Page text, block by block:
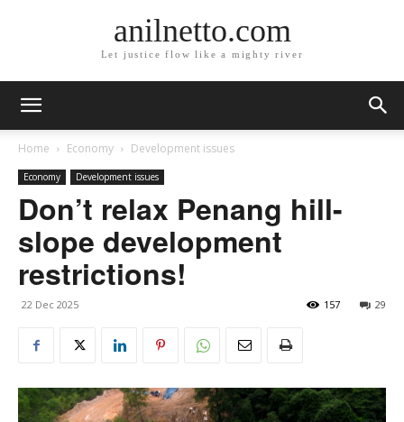
anilnetto.com
Let justice flow like a mighty river
Home Economy Development issues
Economy Development issues
Don’t relax Penang hill-
slope development
restrictions!
22 Dec 2025 29
157